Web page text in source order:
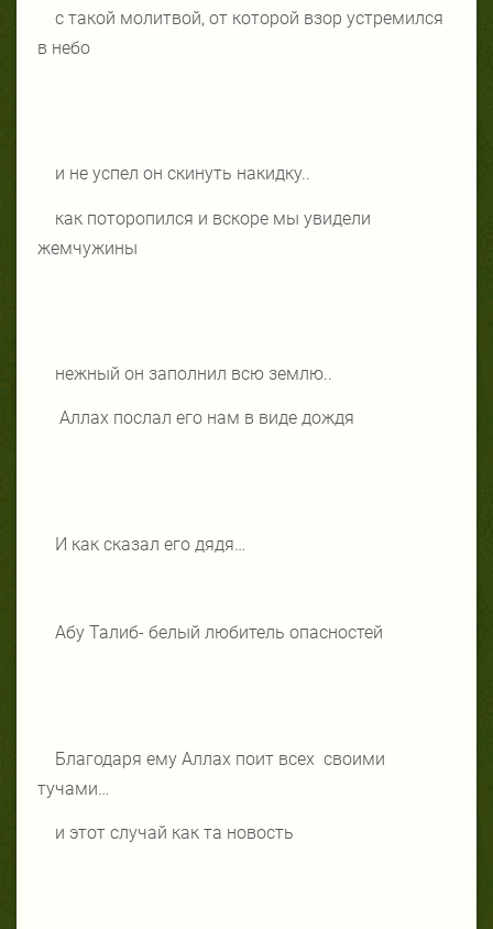
с такой молитвой, от которой взор устремился
в небо
и не успел он скинуть накидку..
как поторопился и вскоре мы увидели
жемчужины
нежный он заполнил всю землю..
Аллах послал его нам в виде дождя
И как сказал его дядя…
Абу Талиб- белый любитель опасностей
Благодаря ему Аллах поит всех своими
тучами…
и этот случай как та новость